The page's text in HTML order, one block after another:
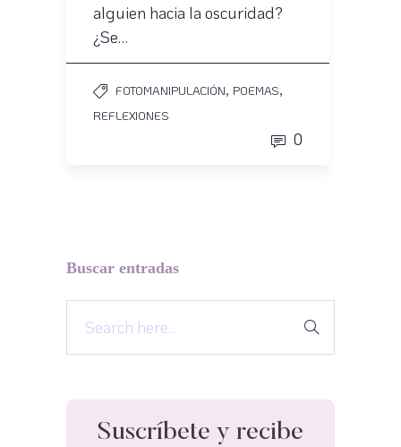
alguien hacia la oscuridad?
¿Se…
FOTOMANIPULACIÓN, POEMAS,
REFLEXIONES
0
Buscar entradas
Suscríbete y recibe